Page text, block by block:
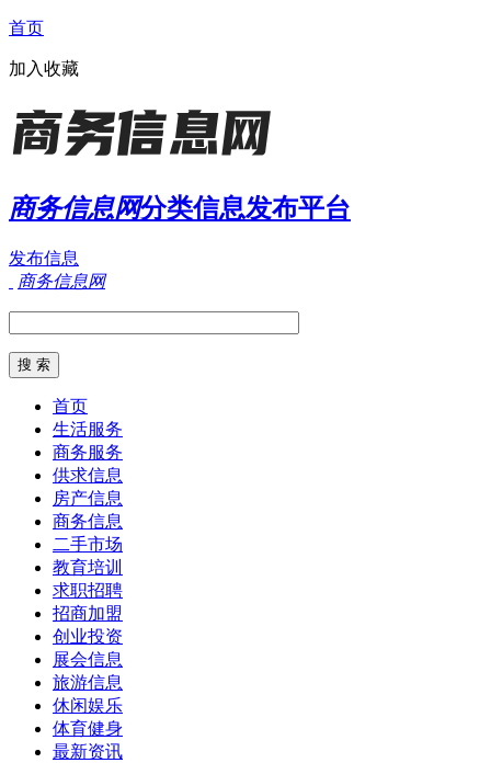
首页
加入收藏
商务信息网分类信息发布平台
发布信息
商务信息网
首页
生活服务
商务服务
供求信息
房产信息
商务信息
二手市场
教育培训
求职招聘
招商加盟
创业投资
展会信息
旅游信息
休闲娱乐
体育健身
最新资讯